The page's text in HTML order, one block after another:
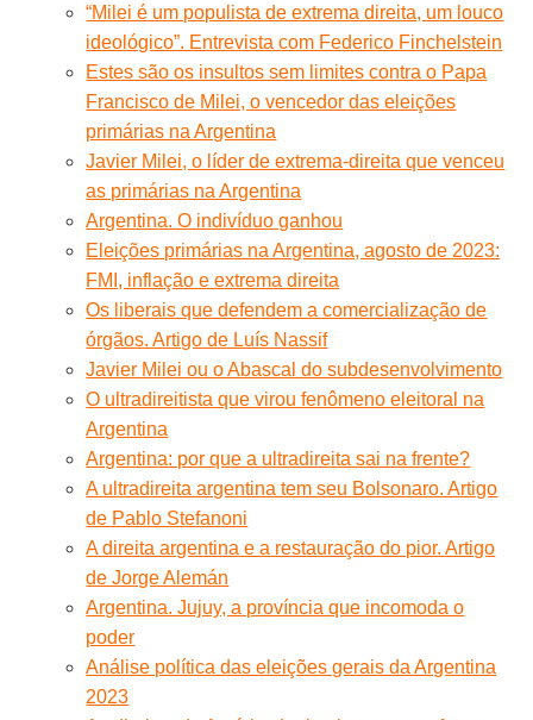
“Milei é um populista de extrema direita, um louco
ideológico”. Entrevista com Federico Finchelstein
Estes são os insultos sem limites contra o Papa
Francisco de Milei, o vencedor das eleições
primárias na Argentina
Javier Milei, o líder de extrema-direita que venceu
as primárias na Argentina
Argentina. O indivíduo ganhou
Eleições primárias na Argentina, agosto de 2023:
FMI, inflação e extrema direita
Os liberais que defendem a comercialização de
órgãos. Artigo de Luís Nassif
Javier Milei ou o Abascal do subdesenvolvimento
O ultradireitista que virou fenômeno eleitoral na
Argentina
Argentina: por que a ultradireita sai na frente?
A ultradireita argentina tem seu Bolsonaro. Artigo
de Pablo Stefanoni
A direita argentina e a restauração do pior. Artigo
de Jorge Alemán
Argentina. Jujuy, a província que incomoda o
poder
Análise política das eleições gerais da Argentina
2023